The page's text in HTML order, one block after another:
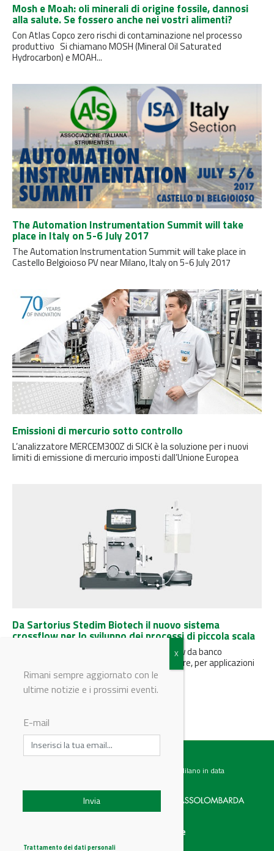
Mosh e Moah: oli minerali di origine fossile, dannosi
alla salute. Se fossero anche nei vostri alimenti?
Con Atlas Copco zero rischi di contaminazione nel processo
produttivo Si chiamano MOSH (Mineral Oil Saturated
Hydrocarbon) e MOAH...
The Automation Instrumentation Summit will take
place in Italy on 5-6 July 2017
The Automation Instrumentation Summit will take place in
Castello Belgioioso PV near Milano, Italy on 5-6 July 2017
Emissioni di mercurio sotto controllo
L’analizzatore MERCEM300Z di SICK è la soluzione per i nuovi
limiti di emissione di mercurio imposti dall’Unione Europea
Da Sartorius Stedim Biotech il nuovo sistema
crossflow per lo sviluppo dei processi di piccola scala
SARTOFLOW® Smart è il sistema crossflow da banco
modulare, flessibile, intuitivo e facile da usare, per applicazioni
ottimizzate di ultrafiltrazione...
Testata giornalistica registrata presso il Tribunale di Milano in data
Chi siamo
Categorie
Rimani sempre aggiornato con le
ultime notizie e i prossimi eventi.
E-mail
Trattamento dei dati personali